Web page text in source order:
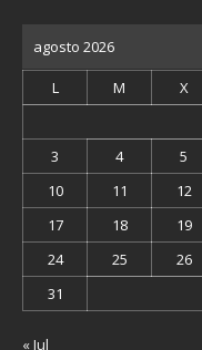
agosto 2026
L M X
3
4 5
10
11 12
17
18 19
24
25 26
31
« Jul